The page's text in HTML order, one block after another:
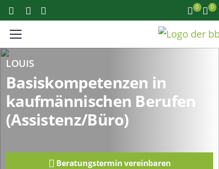
0 0
LOUIS
Basiskompetenzen in
kaufmännischen Berufen
(Assistenz/Büro)
Beratungstermin vereinbaren